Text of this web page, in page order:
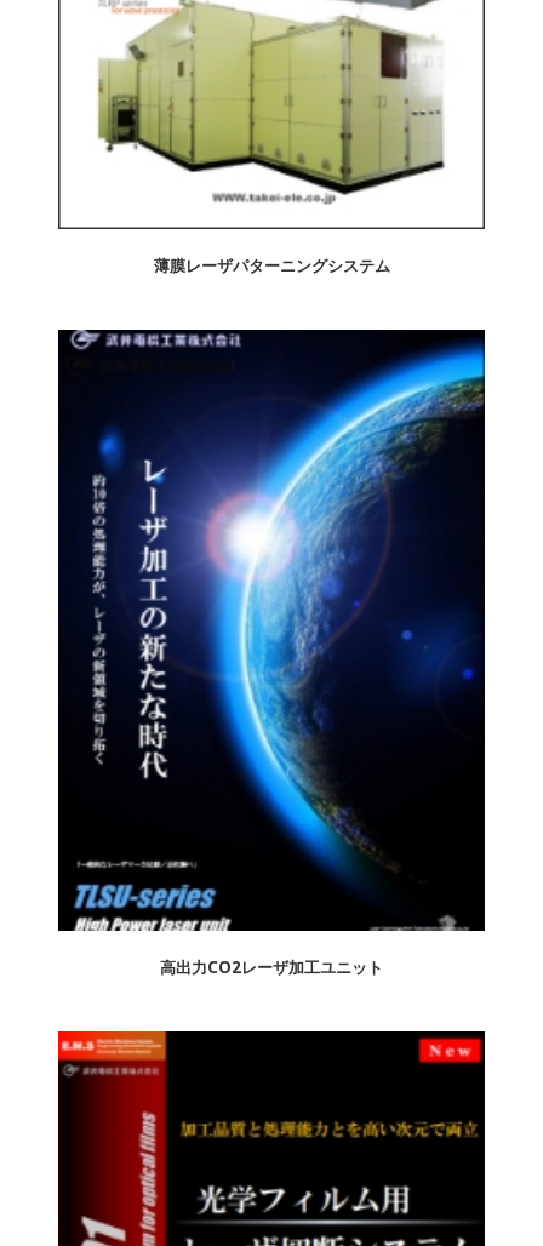
薄膜レーザパターニングシステム
高出力CO2レーザ加工ユニット